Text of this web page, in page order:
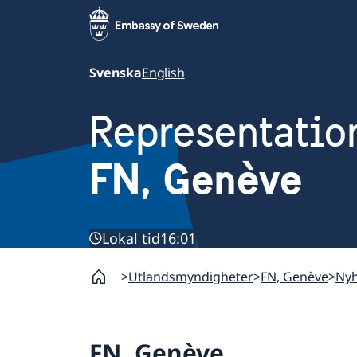
SvenskaEnglish
FN, Genève
Lokal tid16:01
Utlandsmyndigheter FN, Genève